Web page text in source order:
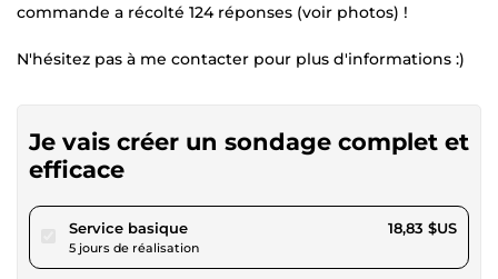
commande a récolté 124 réponses (voir photos) !
N'hésitez pas à me contacter pour plus d'informations :)
Je vais créer un sondage complet et
efficace
Service basiquepour 17,35 $US
5 jours de réalisation
18,83 $US